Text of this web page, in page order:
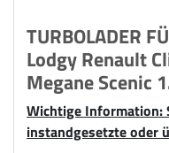
TURBOLADER
Lodgy Renault
Megane Scenic
Wichtige Information:
instandgesetzte oder